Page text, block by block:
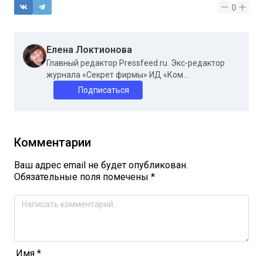
0
Елена Локтионова
Главный редактор Pressfeed.ru. Экс-редактор
журнала «Секрет фирмы» ИД «Ком...
Подписаться
Комментарии
Ваш адрес email не будет опубликован.
Обязательные поля помечены *
Имя *